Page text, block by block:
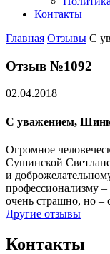
Контакты
Главная Отзывы С
Отзыв №1092
02.04.2018
С уважением,
Огромное
Сушинской
и
профессионализму
очень страшно, но –
Другие отзывы
Контакты